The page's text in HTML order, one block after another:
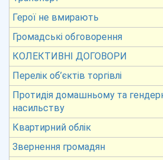
Герої не вмирають
Громадські обговорення
КОЛЕКТИВНІ ДОГОВОРИ
Перелік об’єктів торгівлі
Протидія домашньому та
насильству
Квартирний облік
Звернення громадян